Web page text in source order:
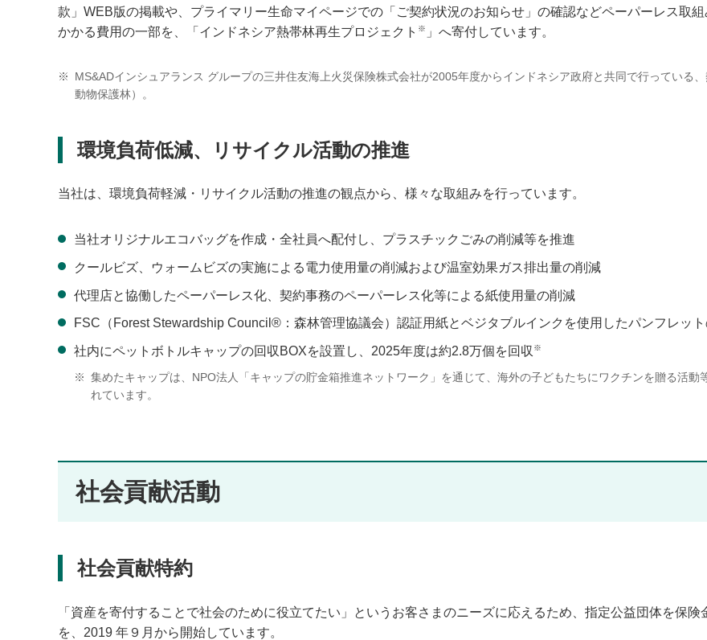
款」WEB版の掲載や、プライマリー生命マイページでの「ご契約状況のお知らせ」の確認などペーパーレス取
かかる費用の一部を、「インドネシア熱帯林再生プロジェクト ※ 」へ寄付しています。
※
MS&ADインシュアランス グループの三井住友海上火災保険株式会社が2005年度からインドネシア政府と共同で行っている
動物保護林）。
環境負荷低減、リサイクル活動の推進
当社は、環境負荷軽減・リサイクル活動の推進の観点から、様々な取組みを行っています。
当社オリジナルエコバッグを作成・全社員へ配付し、プラスチックごみの削減等を推進
クールビズ、ウォームビズの実施による電力使用量の削減および温室効果ガス排出量の削減
代理店と協働したペーパーレス化、契約事務のペーパーレス化等による紙使用量の削減
FSC（Forest Stewardship Council®：森林管理協議会）認証用紙とベジタブルインクを使用したパンフレッ
社内にペットボトルキャップの回収BOXを設置し、2025年度は約2.8万個を回収 ※
※ 集めたキャップは、NPO法人「キャップの貯金箱推進ネットワーク」を通じて、海外の子どもたちにワクチンを贈る活動
れています。
社会貢献活動
社会貢献特約
「資産を寄付することで社会のために役立てたい」というお客さまのニーズに応えるため、指定公益団体を保
を、2019 年９月から開始しています。